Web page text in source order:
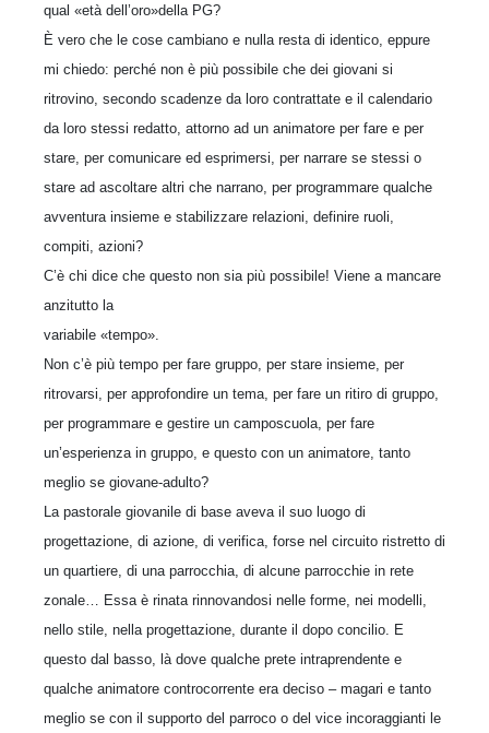
qual «età dell’oro»della PG?
È vero che le cose cambiano e nulla resta di identico, eppure
mi chiedo: perché non è più possibile che dei giovani si
ritrovino, secondo scadenze da loro contrattate e il calendario
da loro stessi redatto, attorno ad un animatore per fare e per
stare, per comunicare ed esprimersi, per narrare se stessi o
stare ad ascoltare altri che narrano, per programmare qualche
avventura insieme e stabilizzare relazioni, definire ruoli,
compiti, azioni?
C’è chi dice che questo non sia più possibile! Viene a mancare
anzitutto la
variabile «tempo».
Non c’è più tempo per fare gruppo, per stare insieme, per
ritrovarsi, per approfondire un tema, per fare un ritiro di gruppo,
per programmare e gestire un camposcuola, per fare
un’esperienza in gruppo, e questo con un animatore, tanto
meglio se giovane-adulto?
La pastorale giovanile di base aveva il suo luogo di
progettazione, di azione, di verifica, forse nel circuito ristretto di
un quartiere, di una parrocchia, di alcune parrocchie in rete
zonale… Essa è rinata rinnovandosi nelle forme, nei modelli,
nello stile, nella progettazione, durante il dopo concilio. E
questo dal basso, là dove qualche prete intraprendente e
qualche animatore controcorrente era deciso – magari e tanto
meglio se con il supporto del parroco o del vice incoraggianti le